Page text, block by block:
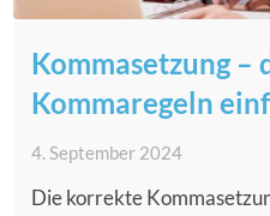
Kommasetzung –
Kommaregeln
4. September 2024
Die korrekte